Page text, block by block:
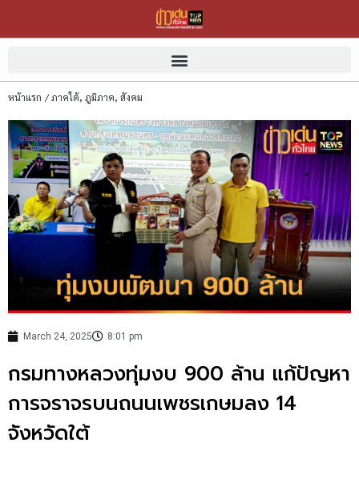
หน้าแรก /ภาคใต้, ภูมิภาค, สังคม
March 24, 2025 8:01 pm
กรมทางหลวงทุ่มงบ 900 ล้าน แก้ปัญหา
การจราจรบนถนนเพชรเกษมลง 14
จังหวัดใต้